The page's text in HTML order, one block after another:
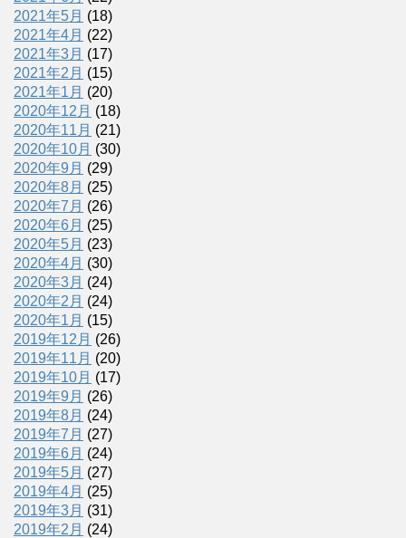
2021年5月 (18)
2021年4月 (22)
2021年3月 (17)
2021年2月 (15)
2021年1月 (20)
2020年12月 (18)
2020年11月 (21)
2020年10月 (30)
2020年9月 (29)
2020年8月 (25)
2020年7月 (26)
2020年6月 (25)
2020年5月 (23)
2020年4月 (30)
2020年3月 (24)
2020年2月 (24)
2020年1月 (15)
2019年12月 (26)
2019年11月 (20)
2019年10月 (17)
2019年9月 (26)
2019年8月 (24)
2019年7月 (27)
2019年6月 (24)
2019年5月 (27)
2019年4月 (25)
2019年3月 (31)
2019年2月 (24)